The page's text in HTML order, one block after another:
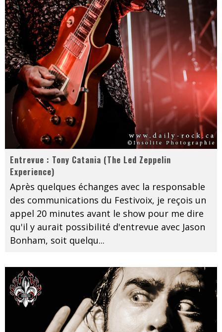
Entrevue : Tony Catania (The Led Zeppelin
Experience)
Après quelques échanges avec la responsable
des communications du Festivoix, je reçois un
appel 20 minutes avant le show pour me dire
qu'il y aurait possibilité d'entrevue avec Jason
Bonham, soit quelqu...